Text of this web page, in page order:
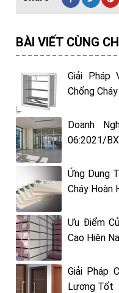
BÀI VIẾT CÙNG
Giải Pháp
Chống
Doanh
06:2021/
Ứng Dụng
Cháy Hoàn
Ưu Điểm
Cao Hiện
Giải Pháp
Lượng Tốt